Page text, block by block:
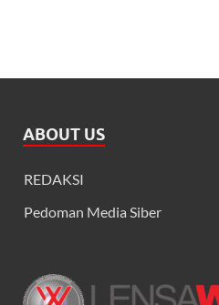
ABOUT US
REDAKSI
Pedoman Media Siber